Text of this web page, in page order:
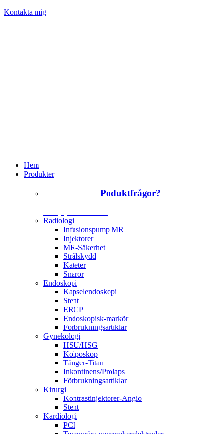
Kontakta mig
Hem
Produkter
Poduktfrågor?
Radiologi
Infusionspump MR
Injektorer
MR-Säkerhet
Strålskydd
Kateter
Snaror
Endoskopi
Kapselendoskopi
Stent
ERCP
Endoskopisk-markör
Förbrukningsartiklar
Gynekologi
HSU/HSG
Kolposkop
Tänger-Titan
Inkontinens/Prolaps
Förbrukningsartiklar
Kirurgi
Kontrastinjektorer-Angio
Stent
Kardiologi
PCI